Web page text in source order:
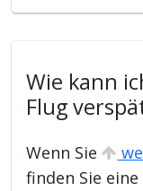
Wie kann
Flug
Wenn Sie
finden Sie eine